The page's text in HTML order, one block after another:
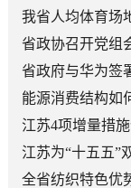
我省人均体育场
日常成为风尚
省政协召开党组
省政府与华为签
能源消费结构如
型能源体系建设
江苏4项增量措
江苏为“十五五”
全省纺织特色优